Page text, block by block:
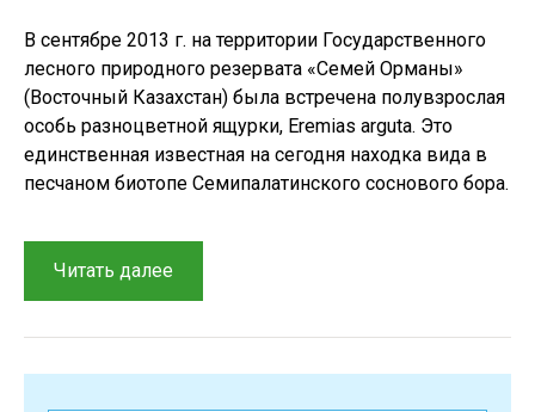
В сентябре 2013 г. на территории Государственного
лесного природного резервата «Семей Орманы»
(Восточный Казахстан) была встречена полувзрослая
особь разноцветной ящурки, Eremias arguta. Это
единственная известная на сегодня находка вида в
песчаном биотопе Семипалатинского соснового бора.
Читать далее
находке